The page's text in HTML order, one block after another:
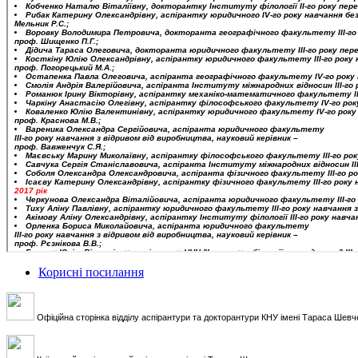
Корисні посилання
Офіційна сторінка відділу аспірантури та докторантури КНУ імені Тараса